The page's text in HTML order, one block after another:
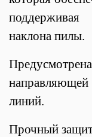
наклона пилы.
линий.
Прочный